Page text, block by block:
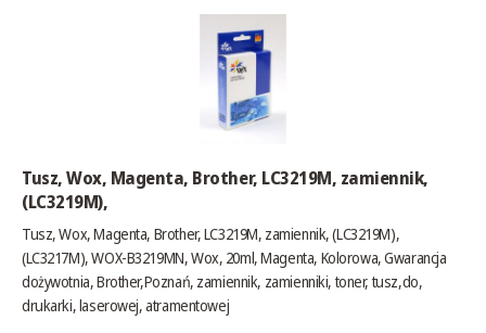
Tusz, Wox, Magenta, Brother, LC3219M, zamiennik,
(LC3219M),
Tusz, Wox, Magenta, Brother, LC3219M, zamiennik, (LC3219M),
(LC3217M), WOX-B3219MN, Wox, 20ml, Magenta, Kolorowa, Gwarancja
dożywotnia, Brother,Poznań, zamiennik, zamienniki, toner, tusz,do,
drukarki, laserowej, atramentowej